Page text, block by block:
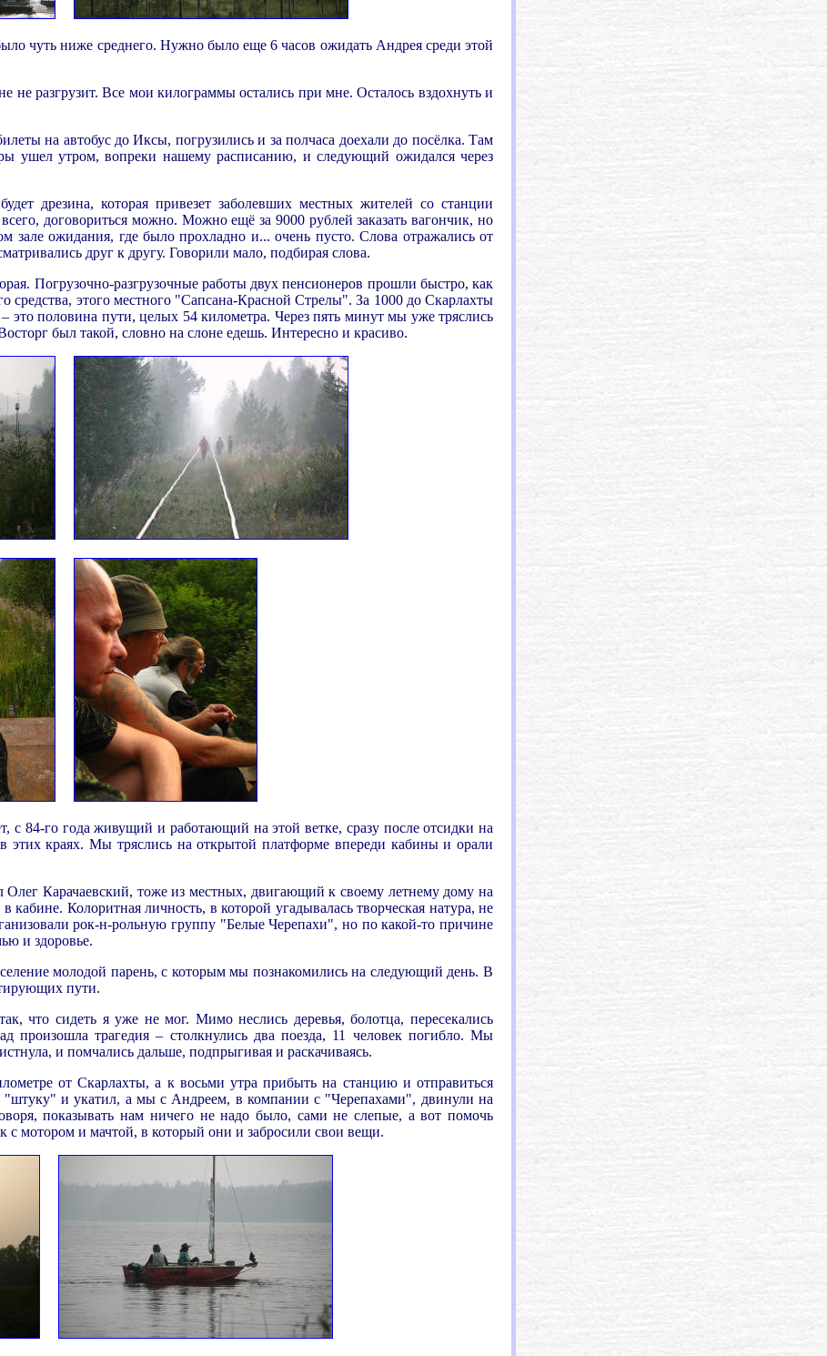
чуть ниже среднего. Нужно было еще 6 часов ожидать Андрея среди этой
разгрузит. Все мои килограммы остались при мне. Осталось вздохнуть и
на автобус до Иксы, погрузились и за полчаса доехали до посёлка. Там
ушел утром, вопреки нашему расписанию, и следующий ожидался через
дрезина, которая привезет заболевших местных жителей со станции
договориться можно. Можно ещё за 9000 рублей заказать вагончик, но
зале ожидания, где было прохладно и... очень пусто. Слова отражались от
друг к другу. Говорили мало, подбирая слова.
Погрузочно-разгрузочные работы двух пенсионеров прошли быстро, как
средства, этого местного "Сапсана-Красной Стрелы". За 1000 до Скарлахты
это половина пути, целых 54 километра. Через пять минут мы уже тряслись
был такой, словно на слоне едешь. Интересно и красиво.
84-го года живущий и работающий на этой ветке, сразу после отсидки на
этих краях. Мы тряслись на открытой платформе впереди кабины и орали
Карачаевский, тоже из местных, двигающий к своему летнему дому на
кабине. Колоритная личность, в которой угадывалась творческая натура, не
рок-н-рольную группу "Белые Черепахи", но по какой-то причине
и здоровье.
молодой парень, с которым мы познакомились на следующий день. В
пути.
что сидеть я уже не мог. Мимо неслись деревья, болотца, пересекались
произошла трагедия – столкнулись два поезда, 11 человек погибло. Мы
и помчались дальше, подпрыгивая и раскачиваясь.
от Скарлахты, а к восьми утра прибыть на станцию и отправиться
и укатил, а мы с Андреем, в компании с "Черепахами", двинули на
показывать нам ничего не надо было, сами не слепые, а вот помочь
с мотором и мачтой, в который они и забросили свои вещи.